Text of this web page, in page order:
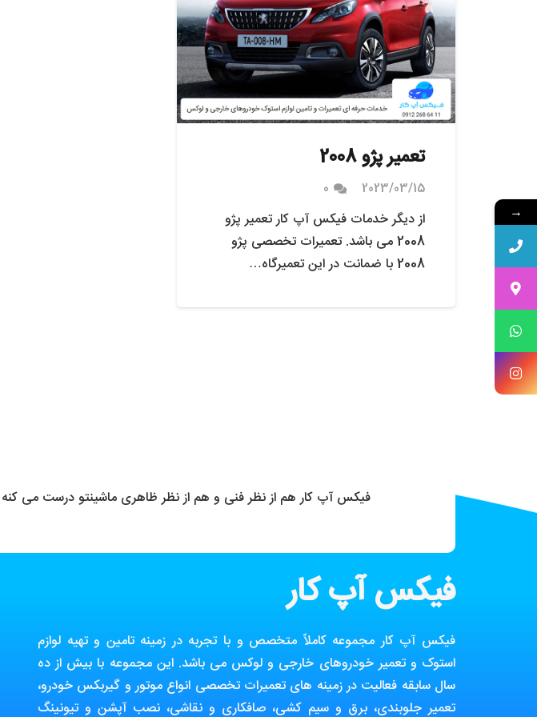
تعمیر پژو 2008
2023/03/15
0
از دیگر خدمات فیکس آپ کار تعمیر پژو
2008 می باشد. تعمیرات تخصصی پژو
2008 با ضمانت در این تعمیرگاه…
فیکس آپ کار هم از نظر فنی و هم از نظر ظاهری ماشینتو درست می کنه
فیکس آپ کار
فیکس آپ کار مجموعه کاملاً متخصص و با تجربه در زمینه تامین و تهیه لوازم
استوک و تعمیر خودروهای خارجی و لوکس می باشد. این مجموعه با بیش از ده
سال سابقه فعالیت در زمینه های تعمیرات تخصصی انواع موتور و گیربکس خودرو،
تعمیر جلوبندی، برق و سیم کشی، صافکاری و نقاشی، نصب آپشن و تیونینگ
→